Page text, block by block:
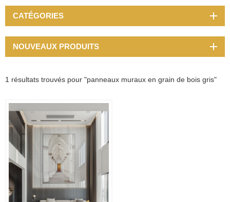
1 résultats trouvés pour "panneaux muraux en grain de bois gris"
CATÉGORIES
NOUVEAUX PRODUITS